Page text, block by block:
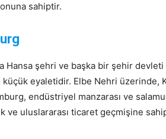
sahiptir.
Hansa şehri ve başka bir şehir
eyaletidir. Elbe Nehri üzerinde,
endüstriyel manzarası ve
ve uluslararası ticaret geçmişine